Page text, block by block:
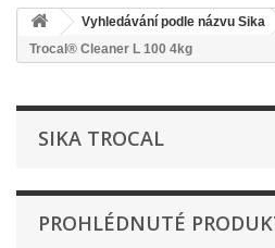
Vyhledávání podle názvu Sika
Trocal® Cleaner L 100 4kg
SIKA TROCAL
PROHLÉDNUTÉ